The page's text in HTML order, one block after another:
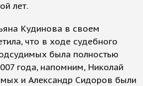
лет.
Кудинова в своем
что в ходе судебного
была полностью
года, напомним, Николай
и Александр Сидоров были